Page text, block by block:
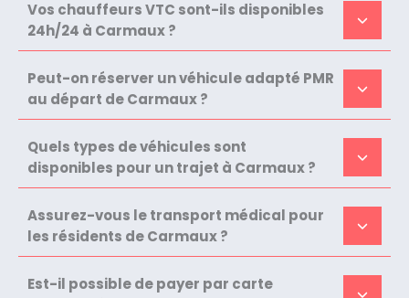
Vos chauffeurs VTC sont-ils disponibles
24h/24 à Carmaux ?
Peut-on réserver un véhicule adapté PMR
au départ de Carmaux ?
Quels types de véhicules sont
disponibles pour un trajet à Carmaux ?
Assurez-vous le transport médical pour
les résidents de Carmaux ?
Est-il possible de payer par carte